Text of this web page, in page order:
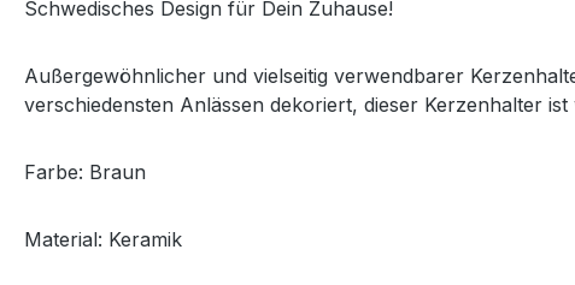
Schwedisches Design für Dein Zuhause!
Außergewöhnlicher und vielseitig verwendbarer
verschiedensten Anlässen dekoriert, dieser Kerzenhalter
Farbe: Braun
Material: Keramik